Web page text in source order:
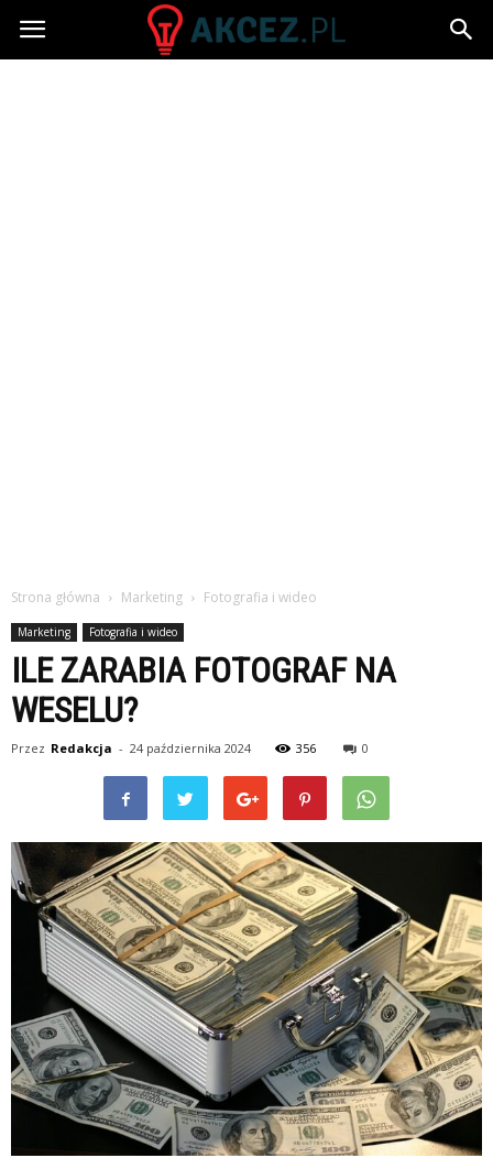
Akcez.pl
Strona główna Marketing Fotografia i wideo
Marketing Fotografia i wideo
ILE ZARABIA FOTOGRAF NA
WESELU?
Przez Redakcja - 24 października 2024 356 0